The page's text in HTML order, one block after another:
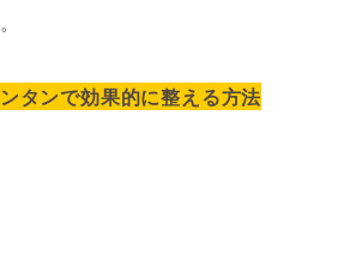
タンで効果的に整える方法